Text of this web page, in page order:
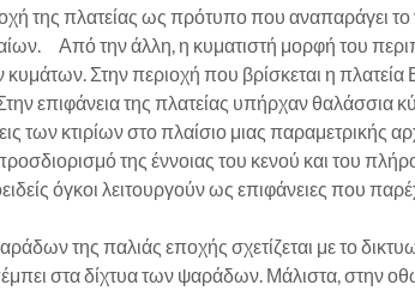
της πλατείας ως πρότυπο που αναπαράγει
Από την άλλη, η κυματιστή μορφή του
Στην περιοχή που βρίσκεται η
επιφάνεια της πλατείας υπήρχαν θαλάσσια
των κτιρίων στο πλαίσιο μιας παραμετρικής
της έννοιας του κενού και του
όγκοι λειτουργούν ως επιφάνειες που
της παλιάς εποχής σχετίζεται με το
στα δίχτυα των ψαράδων. Μάλιστα, στην